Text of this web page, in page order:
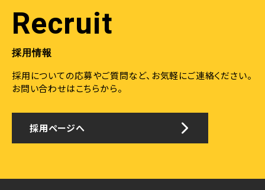
Recruit
採用情報
採用についての応募やご質問など、お気軽にご連絡ください。
お問い合わせはこちらから。
採用ページへ